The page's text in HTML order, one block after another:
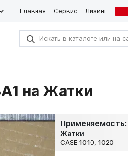
Главная Сервис Лизинг
на Жатки
Применяемость:
Жатки
CASE 1010, 1020